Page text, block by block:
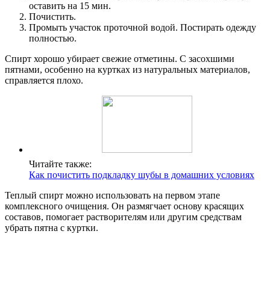
оставить на 15 мин.
Почистить.
Промыть участок проточной водой. Постирать одежду
полностью.
Спирт хорошо убирает свежие отметины. С засохшими
пятнами, особенно на куртках из натуральных материалов,
справляется плохо.
Читайте также:
Как почистить подкладку шубы в домашних условиях
Теплый спирт можно использовать на первом этапе
комплексного очищения. Он размягчает основу красящих
составов, помогает растворителям или другим средствам
убрать пятна с куртки.